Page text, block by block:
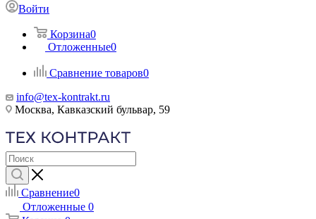
Войти
Корзина0
Отложенные0
Сравнение товаров0
info@tex-kontrakt.ru
Москва, Кавказский бульвар, 59
Сравнение0
Отложенные 0